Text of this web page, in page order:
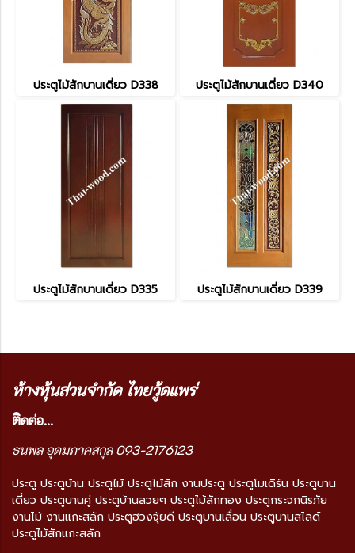
ประตูไม้สักบานเดี่ยว D338 ประตูไม้สักบานเดี่ยว D340
ประตูไม้สักบานเดี่ยว D335 ประตูไม้สักบานเดี่ยว D339
ห้างหุ้นส่วนจำกัด ไทยวู้ดแพร่
ติดต่อ...
ธนพล อุดมภาคสกุล 093-2176123
ประตู ประตูบ้าน ประตูไม้ ประตูไม้สัก งานประตู ประตูโมเดิร์น ประตูบาน
เดี่ยว ประตูบานคู่ ประตูบ้านสวยๆ ประตูไม้สักทอง ประตูกระจกนิรภัย
งานไม้ งานแกะสลัก ประตูฮวงจุ้ยดี ประตูบานเลื่อน ประตูบานสไลด์
ประตูไม้สักแกะสลัก